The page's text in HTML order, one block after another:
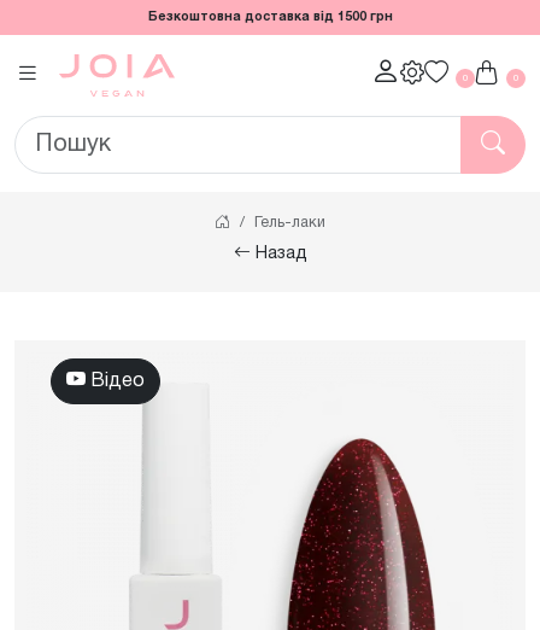
Безкоштовна доставка від 1500 грн
0 0
Гель-лаки
Назад
Відео